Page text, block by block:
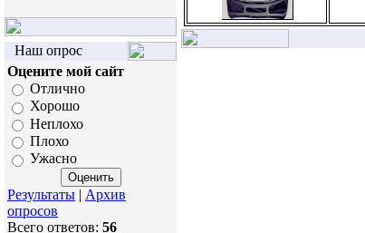
Наш опрос
Оцените мой сайт
Отлично
Хорошо
Неплохо
Плохо
Ужасно
Результаты | Архив
опросов
Всего ответов: 56